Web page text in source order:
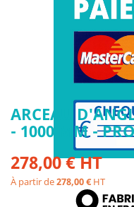
ARCEAU
- 1000 MM -
278,00 € HT
À partir de278,00 €HT